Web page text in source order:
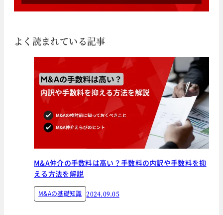
よく読まれている記事
M&A仲介の手数料は高い？手数料の内訳や手数料を抑
える方法を解説
M&Aの基礎知識 2024.09.05